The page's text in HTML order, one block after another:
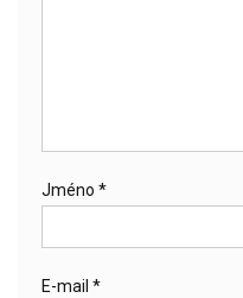
Jméno *
E-mail *